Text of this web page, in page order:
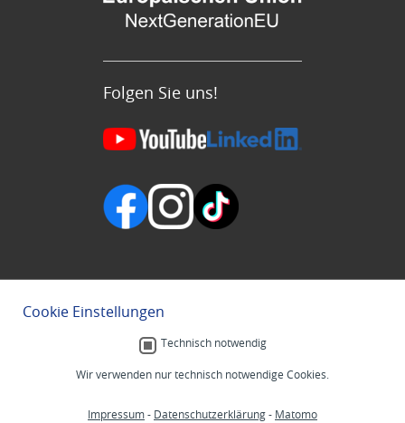
Folgen Sie uns!
Cookie Einstellungen
Technisch notwendig
Wir verwenden nur technisch notwendige Cookies.
Impressum- Datenschutzerklärung- Matomo